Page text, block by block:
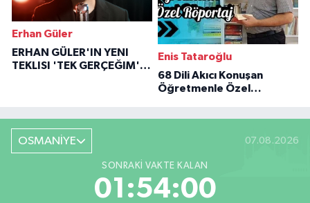
Erhan Güler
ERHAN GÜLER'IN YENI
TEKLISI 'TEK GERÇEĞIM'LE
Enis Tataroğlu
68 Dili Akıcı Konuşan
Öğretmenle Özel
OSMANİYE 07.08.2026
SONRAKI VAKTE KALAN
01:53:59